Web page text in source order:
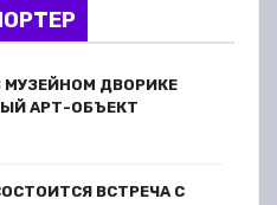
МУЗЕЙНОМ ДВОРИКЕ
АРТ-ОБЪЕКТ
ВСТРЕЧА С